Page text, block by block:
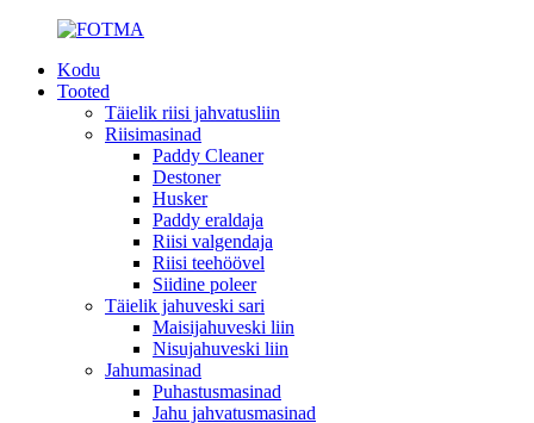
Kodu
Tooted
Täielik riisi jahvatusliin
Riisimasinad
Paddy Cleaner
Destoner
Husker
Paddy eraldaja
Riisi valgendaja
Riisi teehöövel
Siidine poleer
Täielik jahuveski sari
Maisijahuveski liin
Nisujahuveski liin
Jahumasinad
Puhastusmasinad
Jahu jahvatusmasinad